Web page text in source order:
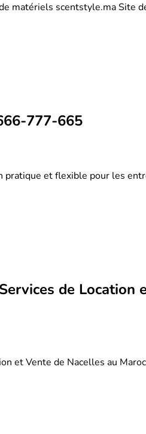
matériels scentstyle.ma Site
777-665
pratique et flexible pour les
de Location
et Vente de Nacelles au